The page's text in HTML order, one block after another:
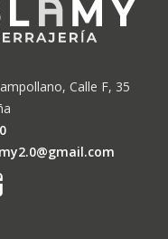
Calle F, 35